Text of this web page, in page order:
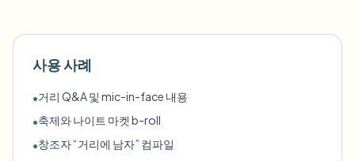
사용 사례
•거리 Q&A 및 mic-in-face 내용
•축제와 나이트 마켓 b-roll
•창조자 “거리에 남자” 컴파일